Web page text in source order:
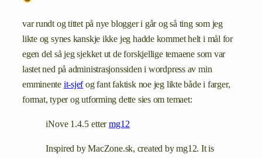
var rundt og tittet på nye blogger i går og så ting som jeg
likte og synes kanskje ikke jeg hadde kommet helt i mål for
egen del så jeg sjekket ut de forskjellige temaene som var
lastet ned på administrasjonssiden i wordpress av min
emminente it-sjefog fant faktisk noe jeg likte både i farger,
format, typer og utforming dette sies om temaet:
iNove 1.4.5 ettermg12
Inspired by MacZone.sk, created by mg12. It is